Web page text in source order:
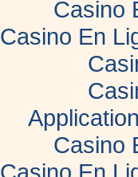
Casino
Casino En
Casino